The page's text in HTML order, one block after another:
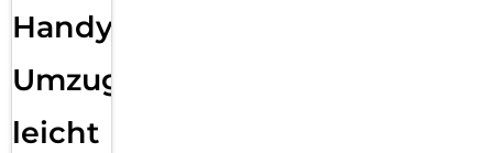
Handy
Umzug
leicht